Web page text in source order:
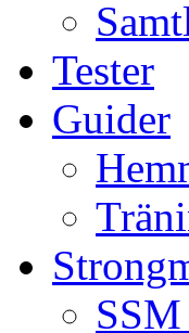
Tester
Guider